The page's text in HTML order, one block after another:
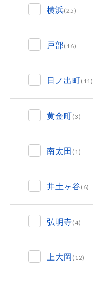
横浜(25)
戸部(16)
日ノ出町(11)
黄金町(3)
南太田 (1)
井土ヶ谷 (6)
弘明寺(4)
上大岡 (12)